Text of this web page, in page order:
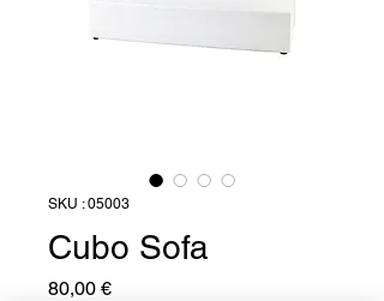
SKU : 05003
Cubo Sofa
80,00 €Prix